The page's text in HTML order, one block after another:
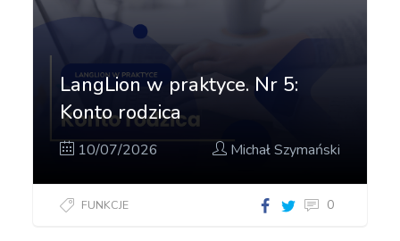
LangLion w praktyce. Nr 5:
Konto rodzica
10/07/2026 Michał Szymański
FUNKCJE 0